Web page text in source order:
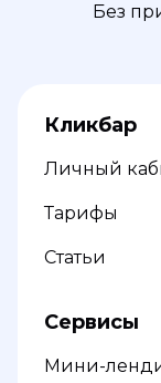
Без
Кликбар
Личный
Тарифы
Статьи
Сервисы
Мини-